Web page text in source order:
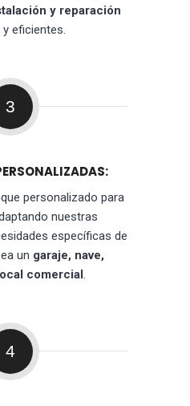
y reparación
eficientes.
3
personalizado para
nuestras
específicas de
un garaje, nave,
comercial.
4